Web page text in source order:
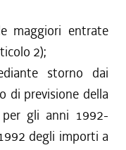
maggiori entrate
2);
storno dai
di previsione della
per gli anni 1992-
degli importi a